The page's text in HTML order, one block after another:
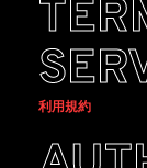
利用規約